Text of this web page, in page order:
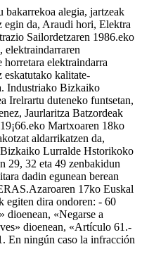
alegia, jartzeak
egin da, Araudi hori, Elektra
Sailordetzaren 1986.eko
elektraindarraren
elektraindarra
eskatutako kalitate-
Industriako Bizkaiko
Irelrartu duteneko funtsetan,
Jaurlaritza Batzordeak
Martxoaren 18ko
aldarrikatzen da,
Bizkaiko Lurralde Hstorikoko
29, 32 eta 49 zenbakidun
dadin egunean berean
17ko Euskal
egiten dira ondoren: - 60
dioenean, «Negarse a
dioenean, «Artículo 61.-
En ningún caso la infracción